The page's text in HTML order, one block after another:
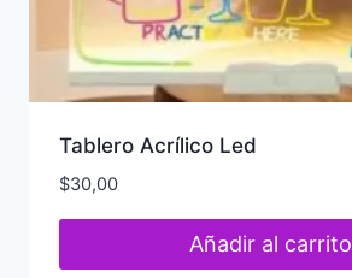
Tablero Acrílico Led
$30,00
Añadir al carrito